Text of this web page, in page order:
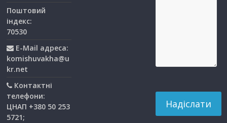
Поштовий
індекс:
70530
E-Mail адреса:
komishuvakha@u
kr.net
Контактні
телефони:
ЦНАП +380 50 253
5721;